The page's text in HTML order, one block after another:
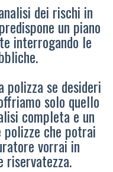
dei rischi in
un piano
interrogando le
polizza se desideri
solo quello
completa e un
che potrai
vorrai in
riservatezza.